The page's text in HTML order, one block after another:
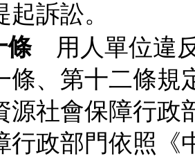
訴訟。
條用人單位違
條、第十二條規
源社會保障行政
行政部門依照《